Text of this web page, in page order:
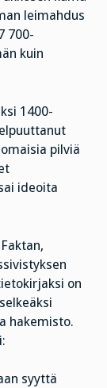
leimahdus
700-
kuin
1400-
pilviä
ideoita
on
hakemisto.
syyttä